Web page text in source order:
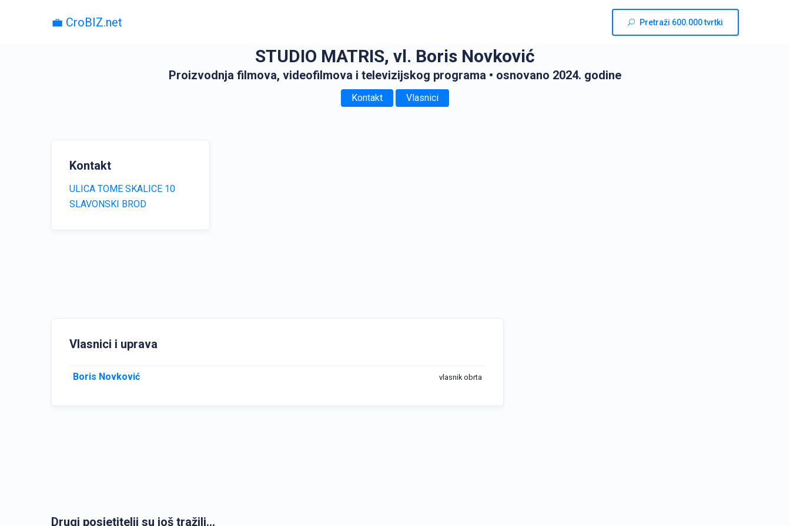
💼 CroBIZ.net Pretraži 600.000 tvrtki
STUDIO MATRIS, vl. Boris Novković
Proizvodnja filmova, videofilmova i televizijskog programa • osnovano 2024. godine
Kontakt Vlasnici
Kontakt
ULICA TOME SKALICE 10
SLAVONSKI BROD
Vlasnici i uprava
Boris Novković vlasnik obrta
Drugi posjetitelji su još tražili...